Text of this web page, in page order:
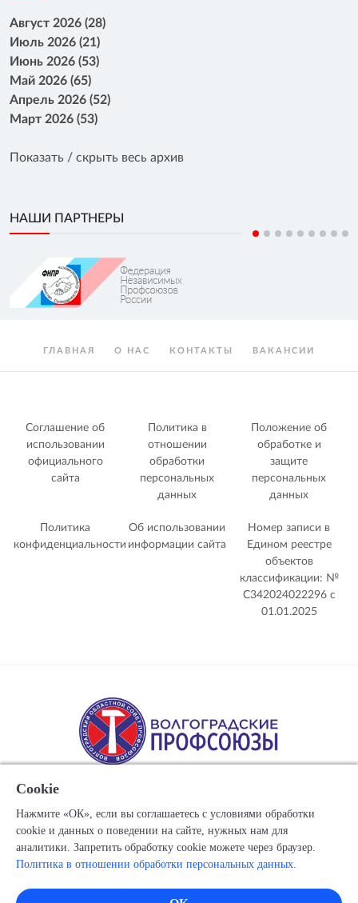
Август 2026 (28)
Июль 2026 (21)
Июнь 2026 (53)
Май 2026 (65)
Апрель 2026 (52)
Март 2026 (53)
Показать / скрыть весь архив
НАШИ ПАРТНЕРЫ
ГЛАВНАЯ О НАС КОНТАКТЫ ВАКАНСИИ
Соглашение об
использовании
официального
сайта
Политика в
отношении
обработки
персональных
данных
Положение об
обработке и
защите
персональных
данных
Политика
конфиденциальности
Об использовании
информации сайта
Номер записи в
Едином реестре
объектов
классификации: №
С342024022296 c
01.01.2025
Copyright © 1917-2025 Союз организаций профсоюзов
"Волгоградский областной Совет профессиональных
Все права защищены.
Cookie
Нажмите «ОК», если вы соглашаетесь с условиями обработки
cookie и данных о поведении на сайте, нужных нам для
аналитики. Запретить обработку cookie можете через браузер.
Политика в отношении обработки персональных данных.